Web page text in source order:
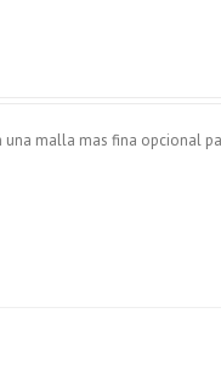
malla mas fina opcional